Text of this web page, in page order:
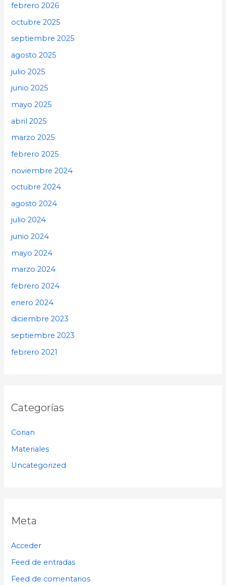
febrero 2026
octubre 2025
septiembre 2025
agosto 2025
julio 2025
junio 2025
mayo 2025
abril 2025
marzo 2025
febrero 2025
noviembre 2024
octubre 2024
agosto 2024
julio 2024
junio 2024
mayo 2024
marzo 2024
febrero 2024
enero 2024
diciembre 2023
septiembre 2023
febrero 2021
Categorías
Corian
Materiales
Uncategorized
Meta
Acceder
Feed de entradas
Feed de comentarios